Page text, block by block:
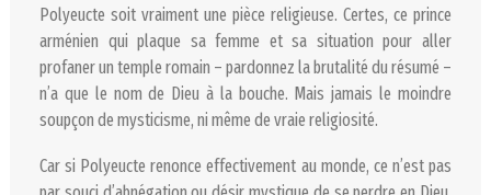
Polyeucte soit vraiment une pièce religieuse. Certes, ce prince
arménien qui plaque sa femme et sa situation pour aller
profaner un temple romain – pardonnez la brutalité du résumé –
n’a que le nom de Dieu à la bouche. Mais jamais le moindre
soupçon de mysticisme, ni même de vraie religiosité.
Car si Polyeucte renonce effectivement au monde, ce n’est pas